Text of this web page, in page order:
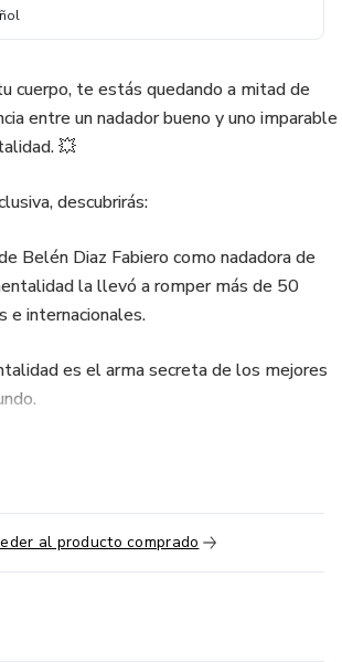
cuerpo, te estás quedando a mitad de
entre un nadador bueno y uno imparable
💥
descubrirás:
Belén Diaz Fabiero como nadadora de
la llevó a romper más de 50
e internacionales.
es el arma secreta de los mejores
las que debes entrenar tu mente con la
para reprogramar tu mente en los
y aumentar tu rendimiento.
al producto comprado